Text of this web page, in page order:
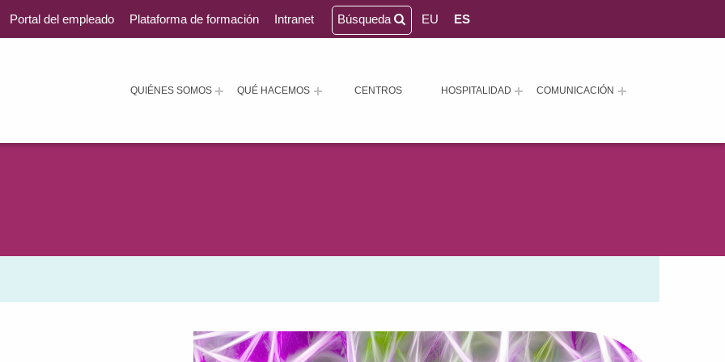
QUIÉNES SOMOS QUÉ HACEMOS CENTROS HOSPITALIDAD COMUNICACIÓN
Portal del empleado Plataforma de formación Intranet Búsqueda EU ES